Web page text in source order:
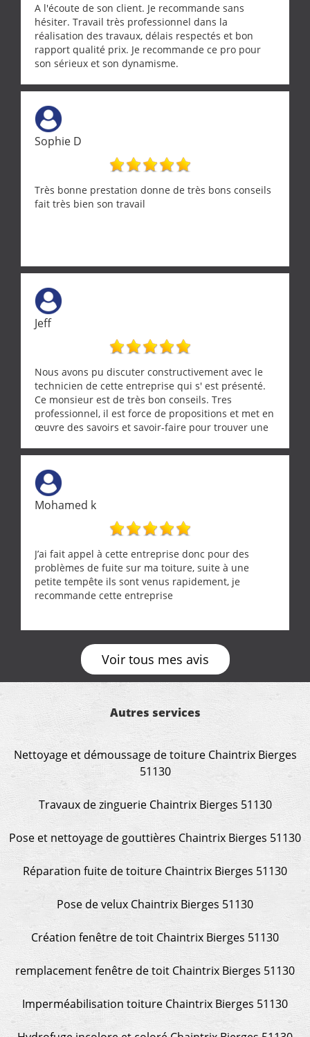
A l'écoute de son client. Je recommande sans
hésiter. Travail très professionnel dans la
réalisation des travaux, délais respectés et bon
rapport qualité prix. Je recommande ce pro pour
son sérieux et son dynamisme.
Sophie D
Très bonne prestation donne de très bons conseils
fait très bien son travail
Jeff
Nous avons pu discuter constructivement avec le
technicien de cette entreprise qui s' est présenté.
Ce monsieur est de très bon conseils. Tres
professionnel, il est force de propositions et met en
œuvre des savoirs et savoir-faire pour trouver une
demande de l écoute et de la considération, ce qui
ne se trouve que chez les pationnés de leur métier.
Merci a ce monsieur pour sa disponibilité
Mohamed k
J’ai fait appel à cette entreprise donc pour des
problèmes de fuite sur ma toiture, suite à une
petite tempête ils sont venus rapidement, je
recommande cette entreprise
Voir tous mes avis
Autres services
Nettoyage et démoussage de toiture Chaintrix Bierges
51130
Travaux de zinguerie Chaintrix Bierges 51130
Pose et nettoyage de gouttières Chaintrix Bierges 51130
Réparation fuite de toiture Chaintrix Bierges 51130
Pose de velux Chaintrix Bierges 51130
Création fenêtre de toit Chaintrix Bierges 51130
remplacement fenêtre de toit Chaintrix Bierges 51130
Imperméabilisation toiture Chaintrix Bierges 51130